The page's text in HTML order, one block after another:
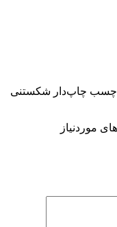
“چسب چاپ‌دار شکستنی
موردنیاز